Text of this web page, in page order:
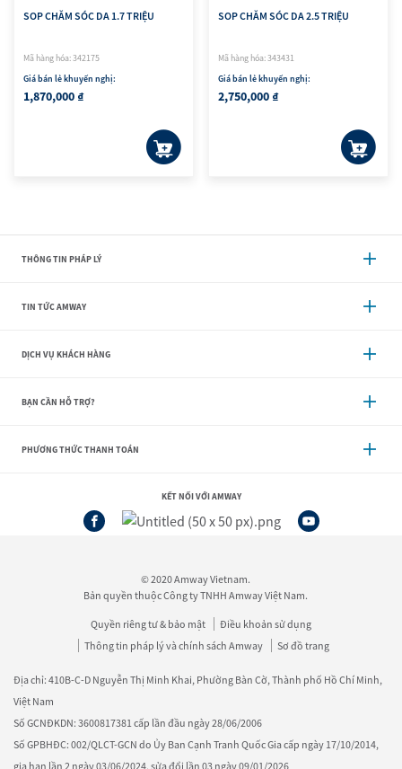
SOP CHĂM SÓC DA 1.7 TRIỆU
Mã hàng hóa: 342175
Giá bán lẻ khuyến nghị:
1,870,000 ₫
SOP CHĂM SÓC DA 2.5 TRIỆU
Mã hàng hóa: 343431
Giá bán lẻ khuyến nghị:
2,750,000 ₫
THÔNG TIN PHÁP LÝ
TIN TỨC AMWAY
DỊCH VỤ KHÁCH HÀNG
BẠN CẦN HỖ TRỢ?
PHƯƠNG THỨC THANH TOÁN
KẾT NỐI VỚI AMWAY
© 2020 Amway Vietnam.
Bản quyền thuộc Công ty TNHH Amway Việt Nam.
Quyền riêng tư & bảo mật
Điều khoản sử dụng
Thông tin pháp lý và chính sách Amway
Sơ đồ trang
Địa chỉ: 410B-C-D Nguyễn Thị Minh Khai, Phường Bàn Cờ, Thành phố Hồ Chí Minh,
Việt Nam
Số GCNĐKDN: 3600817381 cấp lần đầu ngày 28/06/2006
Số GPBHĐC: 002/QLCT-GCN do Ủy Ban Cạnh Tranh Quốc Gia cấp ngày 17/10/2014,
gia hạn lần 2 ngày 03/06/2024, sửa đổi lần 03 ngày 09/01/2026